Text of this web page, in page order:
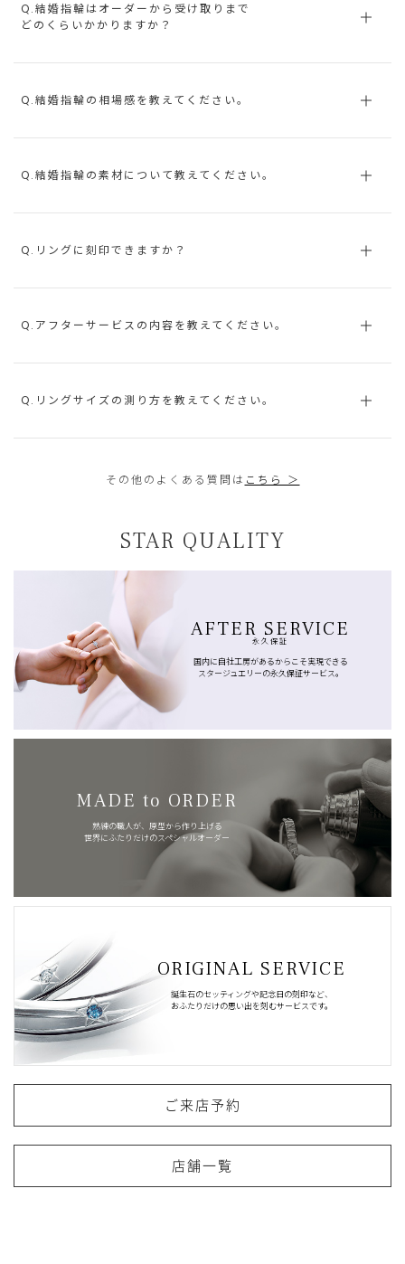
Q.結婚指輪はオーダーから受け取りまで
どのくらいかかりますか？
Q.結婚指輪の相場感を教えてください。
Q.結婚指輪の素材について教えてください。
Q.リングに刻印できますか？
Q.アフターサービスの内容を教えてください。
Q.リングサイズの測り方を教えてください。
その他のよくある質問は こちら ＞
STAR QUALITY
AFTER SERVICE
永久保証
国内に自社工房があるからこそ実現できる
スタージュエリーの永久保証サービス。
MADE to ORDER
熟練の職人が、原型から作り上げる
世界にふたりだけのスペシャルオーダー
ORIGINAL SERVICE
誕生石のセッティングや記念日の刻印など、
おふたりだけの思い出を刻むサービスです。
ご来店予約
店舗一覧